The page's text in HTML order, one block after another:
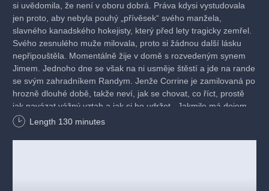
si uvědomila, že není v oboru dobrá. Práva kdysi vystudovala
jen proto, aby nebyla pouhý „přívěsek“ svého manžela,
slavného kanadského hokejisty, který před lety tragicky zemřel.
Svého zesnulého muže milovala, proto si žádnou další lásku
nepřipouštěla. Momentálně žije v domě s rozvedeným synem
Jimem. Jednoho dne se však na ni usměje štěstí a jde na rande
se svým zahradníkem Randym. Jenže Corrine je zamilovaná po
hrozně dlouhé době, takže neví, jak se chovat, co říct, prostě
jak navázat vážný vztah a jak si ho udržet. Jakmile má dojem,
že jí randění jde, zasáhne rozvedený syn a začne jí románek
Length 130 minutes